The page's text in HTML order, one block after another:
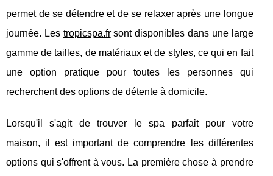
permet de se détendre et de se relaxer après une longue
journée. Les tropicspa.frsont disponibles dans une large
gamme de tailles, de matériaux et de styles, ce qui en fait
une option pratique pour toutes les personnes qui
recherchent des options de détente à domicile.
Lorsqu'il s'agit de trouver le spa parfait pour votre
maison, il est important de comprendre les différentes
options qui s'offrent à vous. La première chose à prendre